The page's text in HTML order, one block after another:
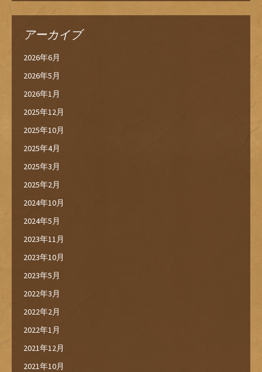
アーカイブ
2026年6月
2026年5月
2026年1月
2025年12月
2025年10月
2025年4月
2025年3月
2025年2月
2024年10月
2024年5月
2023年11月
2023年10月
2023年5月
2022年3月
2022年2月
2022年1月
2021年12月
2021年10月